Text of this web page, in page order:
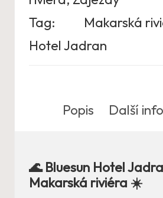
Tag:
Makarská
Hotel Jadran
Popis Další
🌊 Bluesun Hotel
Makarská riviéra ☀️